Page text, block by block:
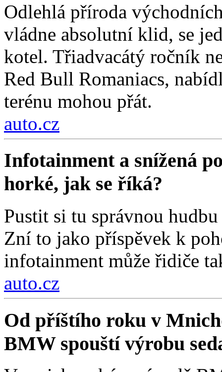
Odlehlá příroda
vládne absolutní klid, se
kotel. Třiadvacátý ročník
Red Bull Romaniacs,
terénu mohou přát.
auto.cz
Infotainment a snížená
horké, jak se říká?
Pustit si tu správnou
Zní to jako příspěvek k
infotainment může řidiče
auto.cz
Od příštího roku v
BMW spouští výrobu